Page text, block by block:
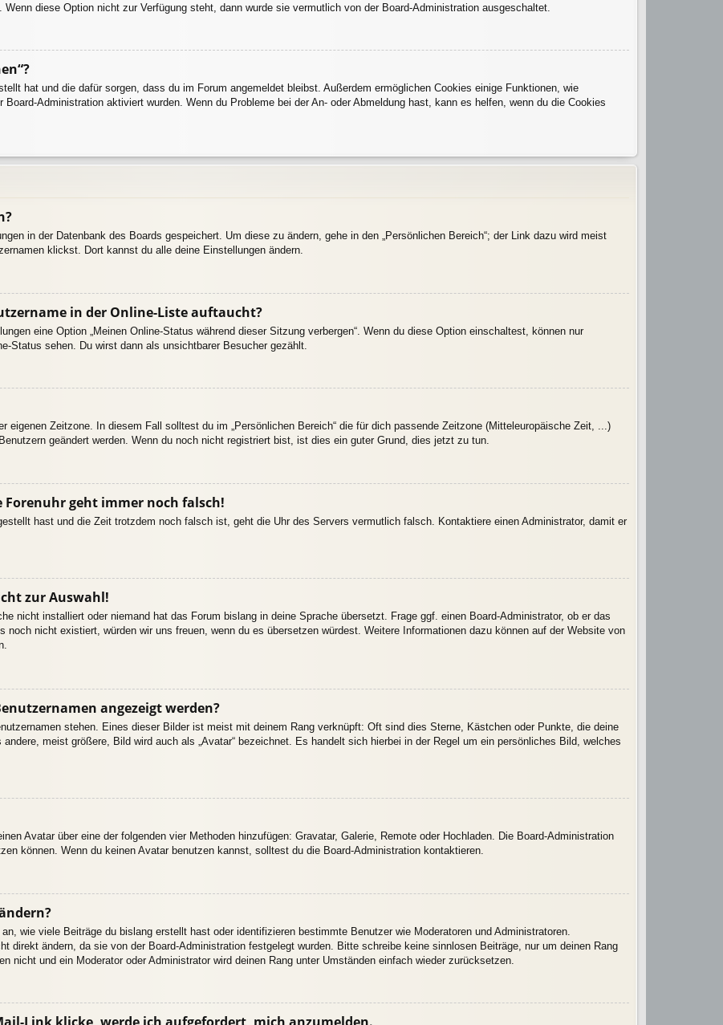
diese Option nicht zur Verfügung steht, dann wurde sie vermutlich von der Board-Administration ausgeschaltet.
hat und die dafür sorgen, dass du im Forum angemeldet bleibst. Außerdem ermöglichen Cookies einige Funktionen, wie
Board-Administration aktiviert wurden. Wenn du Probleme bei der An- oder Abmeldung hast, kann es helfen, wenn du die Cookies
in der Datenbank des Boards gespeichert. Um diese zu ändern, gehe in den „Persönlichen Bereich“; der Link dazu wird meist
klickst. Dort kannst du alle deine Einstellungen ändern.
in der Online-Liste auftaucht?
eine Option „Meinen Online-Status während dieser Sitzung verbergen“. Wenn du diese Option einschaltest, können nur
Status sehen. Du wirst dann als unsichtbarer Besucher gezählt.
eigenen Zeitzone. In diesem Fall solltest du im „Persönlichen Bereich“ die für dich passende Zeitzone (Mitteleuropäische Zeit, ...)
geändert werden. Wenn du noch nicht registriert bist, ist dies ein guter Grund, dies jetzt zu tun.
Forenuhr geht immer noch falsch!
hast und die Zeit trotzdem noch falsch ist, geht die Uhr des Servers vermutlich falsch. Kontaktiere einen Administrator, damit er
zur Auswahl!
nicht installiert oder niemand hat das Forum bislang in deine Sprache übersetzt. Frage ggf. einen Board-Administrator, ob er das
nicht existiert, würden wir uns freuen, wenn du es übersetzen würdest. Weitere Informationen dazu können auf der Website von
angezeigt werden?
stehen. Eines dieser Bilder ist meist mit deinem Rang verknüpft: Oft sind dies Sterne, Kästchen oder Punkte, die deine
meist größere, Bild wird auch als „Avatar“ bezeichnet. Es handelt sich hierbei in der Regel um ein persönliches Bild, welches
Avatar über eine der folgenden vier Methoden hinzufügen: Gravatar, Galerie, Remote oder Hochladen. Die Board-Administration
können. Wenn du keinen Avatar benutzen kannst, solltest du die Board-Administration kontaktieren.
wie viele Beiträge du bislang erstellt hast oder identifizieren bestimmte Benutzer wie Moderatoren und Administratoren.
direkt ändern, da sie von der Board-Administration festgelegt wurden. Bitte schreibe keine sinnlosen Beiträge, nur um deinen Rang
nicht und ein Moderator oder Administrator wird deinen Rang unter Umständen einfach wieder zurücksetzen.